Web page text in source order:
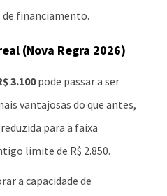
financiamento.
(Nova Regra 2026)
3.100pode passar a ser
vantajosas do que antes,
para a faixa
limite de R$ 2.850.
a capacidade de